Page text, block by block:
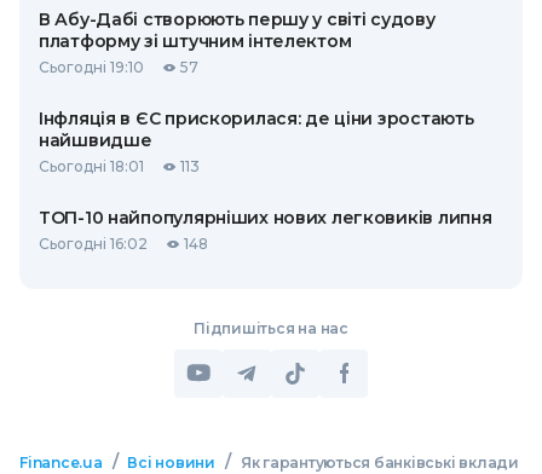
В Абу-Дабі створюють першу у світі судову
платформу зі штучним інтелектом
Сьогодні 19:10 57
Інфляція в ЄС прискорилася: де ціни зростають
найшвидше
Сьогодні 18:01 113
ТОП-10 найпопулярніших нових легковиків липня
Сьогодні 16:02 148
Підпишіться на нас
Finance.ua / Всі новини / Як гарантуються банківські вклади